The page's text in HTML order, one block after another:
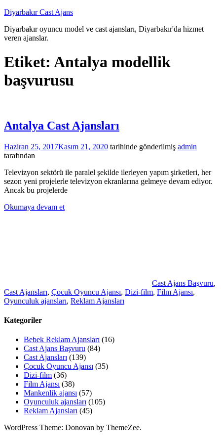
İçeriğe
Diyarbakır Cast Ajans
Diyarbakır oyuncu model ve cast ajansları, Diyarbakır'da hizmet
veren ajanslar.
Etiket: Antalya modellik
başvurusu
Antalya Cast Ajansları
Haziran 25, 2017Kasım 21, 2020 tarihinde gönderilmiş admin
tarafından
Televizyon sektörü ile paralel şekilde ilerleyen yapım şirketleri, her
sezon yeni projelerle televizyon ekranlarına gelmeye devam ediyor.
Ancak bu projelerde
Okumaya devam et
Cast Ajans Başvuru,
Cast Ajansları, Çocuk Oyuncu Ajansı, Dizi-film, Film Ajansı,
Oyunculuk ajansları, Reklam Ajansları
Kategoriler
Bebek Reklam Ajansları (16)
Cast Ajans Başvuru (84)
Cast Ajansları (139)
Çocuk Oyuncu Ajansı (35)
Dizi-film (36)
Film Ajansı (38)
Mankenlik ajansı (57)
Oyunculuk ajansları (105)
Reklam Ajansları (45)
WordPress Theme: Donovan by ThemeZee.